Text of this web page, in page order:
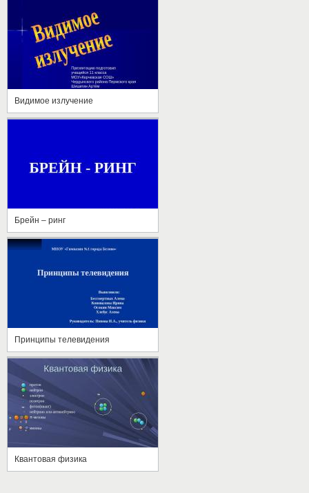
Видимое излучение
Брейн – ринг
Принципы телевидения
Квантовая физика